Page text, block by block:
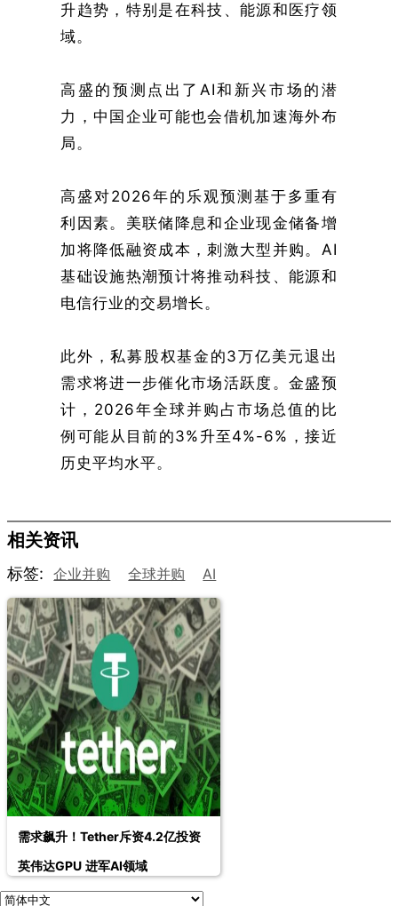
升趋势，特别是在科技、能源和医疗领
域。
高盛的预测点出了AI和新兴市场的潜
力，中国企业可能也会借机加速海外布
局。
高盛对2026年的乐观预测基于多重有
利因素。美联储降息和企业现金储备增
加将降低融资成本，刺激大型并购。AI
基础设施热潮预计将推动科技、能源和
电信行业的交易增长。
此外，私募股权基金的3万亿美元退出
需求将进一步催化市场活跃度。金盛预
计，2026年全球并购占市场总值的比
例可能从目前的3%升至4%-6%，接近
历史平均水平。
相关资讯
标签: 企业并购 全球并购 AI
需求飙升！Tether斥资4.2亿投资
英伟达GPU 进军AI领域